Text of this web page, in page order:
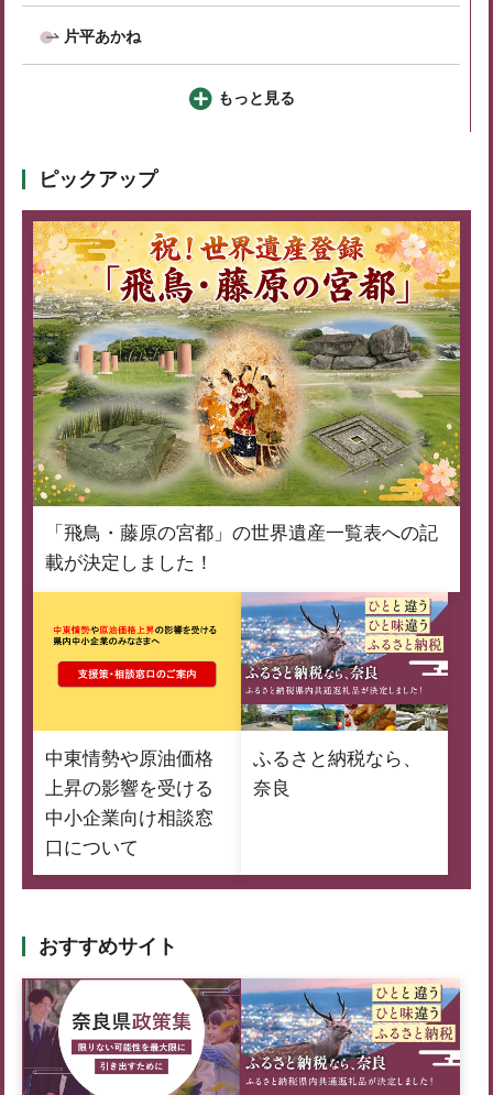
片平あかね
もっと見る
ピックアップ
「飛鳥・藤原の宮都」の世界遺産一覧表への記
載が決定しました！
中東情勢や原油価格
上昇の影響を受ける
中小企業向け相談窓
口について
ふるさと納税なら、
奈良
おすすめサイト